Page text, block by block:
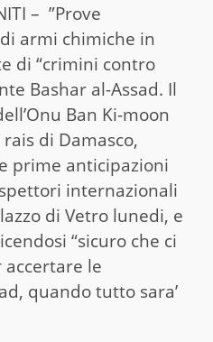
– ”Prove
di armi chimiche in
di “crimini contro
Bashar al-Assad. Il
Ban Ki-moon
di Damasco,
prime anticipazioni
internazionali
di Vetro lunedi, e
“sicuro che ci
accertare le
quando tutto sara’